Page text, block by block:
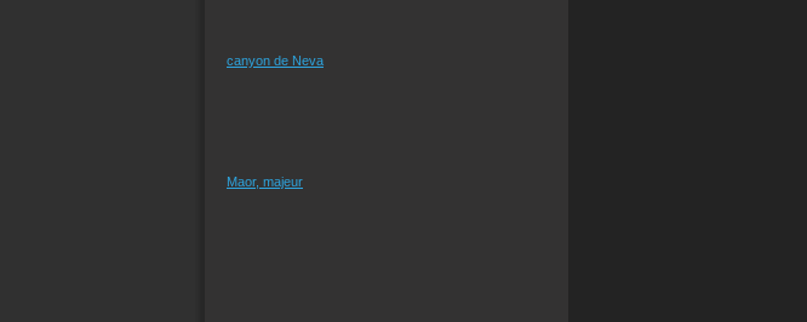
canyon de Neva
Maor, majeur